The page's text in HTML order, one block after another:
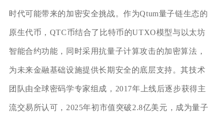
时代可能带来的加密安全挑战。作为Qtum量子链生态的
原生代币，QTC币结合了比特币的UTXO模型与以太坊
智能合约功能，同时采用抗量子计算攻击的加密算法，
为未来金融基础设施提供长期安全的底层支持。其技术
团队由全球密码学专家组成，2017年上线后逐步获得主
流交易所认可，2025年初市值突破2.8亿美元，成为量子